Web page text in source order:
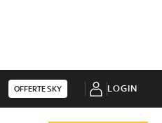
OFFERTE SKY LOGIN